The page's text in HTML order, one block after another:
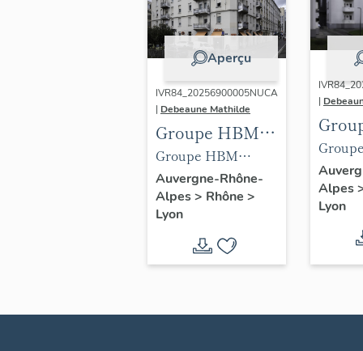
Aperçu
IVR84_20256900005NUCA
| Debeaune Mathilde
Groupe HBM
de Lyon
Groupe HBM
Lavoisier, vue
d'angle avec
inscription portée :
date et nom
d'architecte
Auvergne-Rhône-
Alpes> Rhône >
Lyon
|
de
Alpes
Lyon